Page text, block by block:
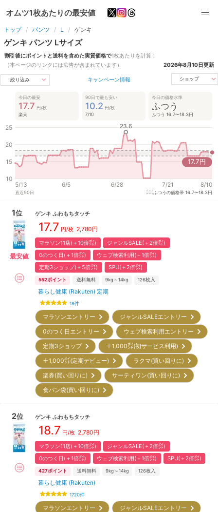
オムツ1枚あたりの最安値
トップ パンツ L ゲンキ
ゲンキ パンツ Lサイズ
割引後にポイントと送料を含めた実質価格で1枚あたりを計算！
（本ページのリンクには広告が含まれています）
2026年8月10日更新
絞り込み キャンペーン情報 ショップ
今日の最安
17.7 円/枚
楽天
90日で最も安い
10.2 円/枚
7/10
今日の価格水準
ふつう
ふつう 16.7〜18.3円
10
15
20
25
5/13 6/5 6/28 7/21 8/10
23.6
17.7円
直近90日 ふつうの価格帯16.7〜18.3円
1位
最安値
ゲンキ ふわもちタッチ
17.7 円/枚 2,780円
マラソン11店(＋10倍㌽)
ジャンルSALE(＋2倍㌽)
0のつく日(＋1倍㌽)
ウェブ検索利用(＋1倍㌽)
定期3ショップ(＋5倍㌽)
SPU(＋2倍㌽)
552ポイント 送料無料 9kg～14kg 126枚入
暮らし健康 (Rakuten) 定期
18件
マラソンエントリー
ジャンルSALEエントリー
0のつく日エントリー
ウェブ検索利用エントリー
定期3ショップ
＋1,000㌽(初サービス利用)
＋1,000㌽(定期デビュー)
ラクマ(買い回りに)
楽券(買い回りに)
サーティワン(買い回りに)
食パン袋(買い回りに)
2位 ゲンキ ふわもちタッチ
18.7 円/枚 2,780円
マラソン11店(＋10倍㌽)
ジャンルSALE(＋2倍㌽)
0のつく日(＋1倍㌽)
ウェブ検索利用(＋1倍㌽) SPU(＋2倍㌽)
427ポイント 送料無料 9kg～14kg 126枚入
暮らし健康 (Rakuten)
1720件
マラソンエントリー
ジャンルSALEエントリー